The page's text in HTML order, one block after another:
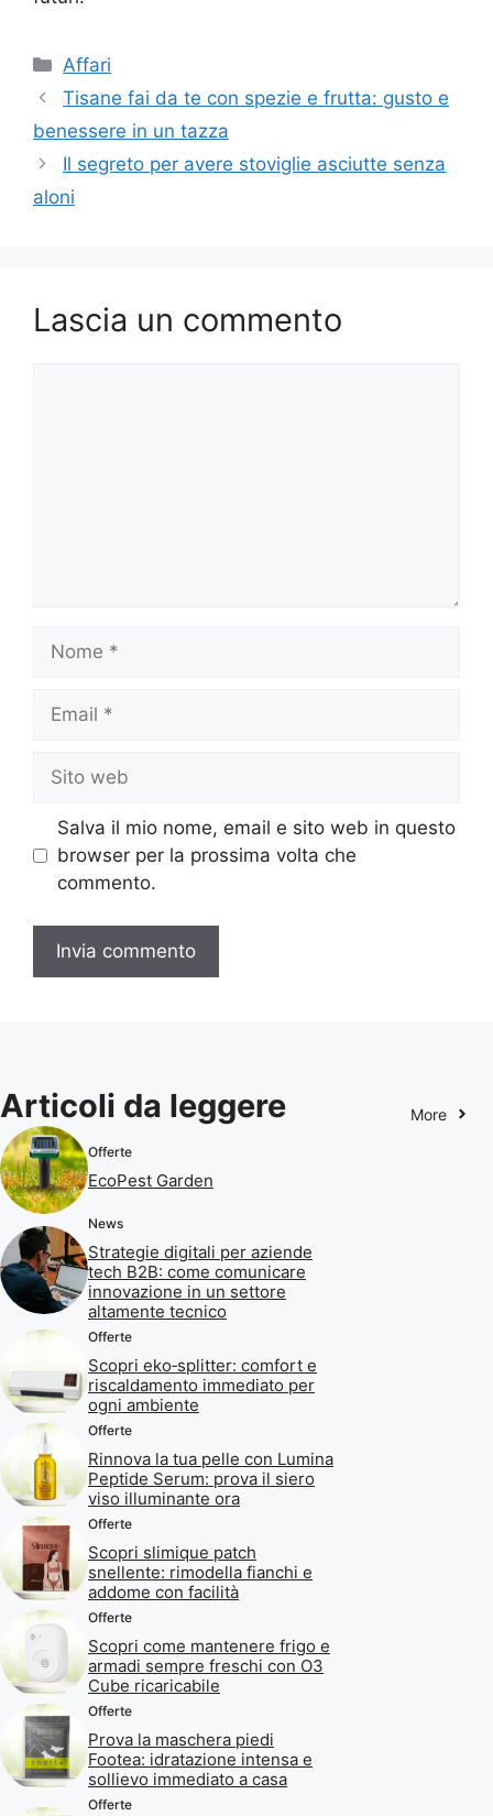
Categorie
Affari
Tisane fai da te con spezie e frutta: gusto e
benessere in un tazza
Il segreto per avere stoviglie asciutte senza
aloni
Lascia un commento
Nome
Email
Sito
web
Salva il mio nome, email e sito web in questo
browser per la prossima volta che
commento.
Articoli da leggere More
Offerte
EcoPest Garden
News
Strategie digitali per aziende
tech B2B: come comunicare
innovazione in un settore
altamente tecnico
Offerte
Scopri eko‑splitter: comfort e
riscaldamento immediato per
ogni ambiente
Offerte
Rinnova la tua pelle con Lumina
Peptide Serum: prova il siero
viso illuminante ora
Offerte
Scopri slimique patch
snellente: rimodella fianchi e
addome con facilità
Offerte
Scopri come mantenere frigo e
armadi sempre freschi con O3
Cube ricaricabile
Offerte
Prova la maschera piedi
Footea: idratazione intensa e
sollievo immediato a casa
Offerte